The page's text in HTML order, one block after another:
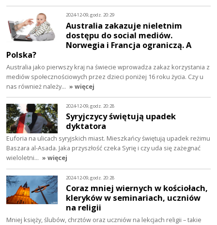
2024-12-09, godz. 20:29
Australia zakazuje nieletnim
dostępu do social mediów.
Norwegia i Francja ograniczą. A
Polska?
Australia jako pierwszy kraj na świecie wprowadza zakaz korzystania z
mediów społecznościowych przez dzieci poniżej 16 roku życia. Czy u
nas również należy… » więcej
2024-12-09, godz. 20:28
Syryjczycy świętują upadek
dyktatora
Euforia na ulicach syryjskich miast. Mieszkańcy świętują upadek reżimu
Baszara al-Asada. Jaka przyszłość czeka Syrię i czy uda się zażegnać
wieloletni… » więcej
2024-12-09, godz. 20:28
Coraz mniej wiernych w kościołach,
kleryków w seminariach, uczniów
na religii
Mniej księży, ślubów, chrztów oraz uczniów na lekcjach religii – takie